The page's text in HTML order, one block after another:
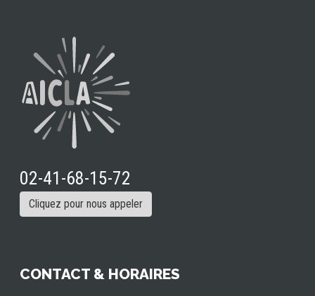
02-41-68-15-72
Cliquez pour nous appeler
CONTACT & HORAIRES